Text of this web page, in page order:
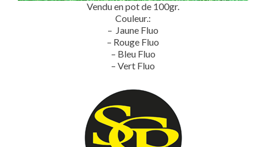
Vendu en pot de 100gr.
Couleur.:
– Jaune Fluo
– Rouge Fluo
– Bleu Fluo
– Vert Fluo